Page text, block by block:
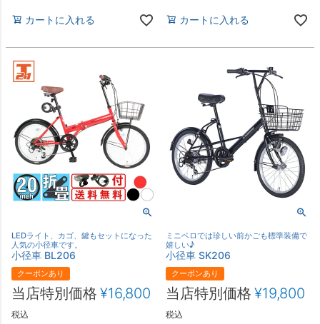
カートに入れる カートに入れる
LEDライト、カゴ、鍵もセットになった
人気の小径車です。
小径車 BL206
クーポンあり
当店特別価格 ¥16,800
税込
ミニベロでは珍しい前かごも標準装備で
嬉しい♪
小径車 SK206
クーポンあり
当店特別価格 ¥19,800
税込